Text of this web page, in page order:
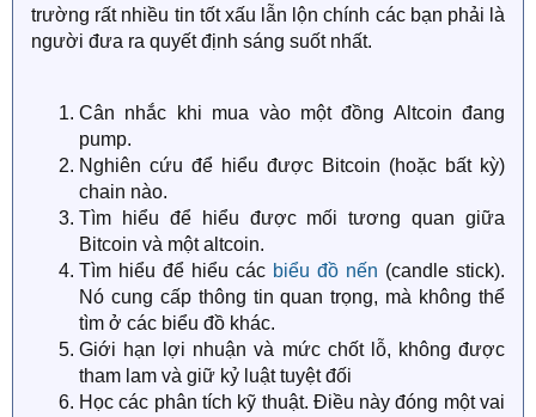
trường rất nhiều tin tốt xấu lẫn lộn chính các bạn phải là
người đưa ra quyết định sáng suốt nhất.
Cân nhắc khi mua vào một đồng Altcoin đang
pump.
Nghiên cứu để hiểu được Bitcoin (hoặc bất kỳ)
chain nào.
Tìm hiểu để hiểu được mối tương quan giữa
Bitcoin và một altcoin.
Tìm hiểu để hiểu các biểu đồ nến (candle stick).
Nó cung cấp thông tin quan trọng, mà không thể
tìm ở các biểu đồ khác.
Giới hạn lợi nhuận và mức chốt lỗ, không được
tham lam và giữ kỷ luật tuyệt đối
Học các phân tích kỹ thuật. Điều này đóng một vai